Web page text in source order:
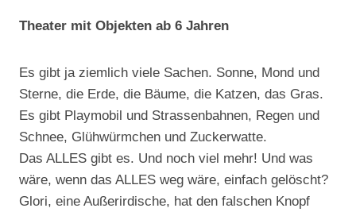
Theater mit Objekten ab 6 Jahren
Es gibt ja ziemlich viele Sachen. Sonne, Mond und
Sterne, die Erde, die Bäume, die Katzen, das Gras.
Es gibt Playmobil und Strassenbahnen, Regen und
Schnee, Glühwürmchen und Zuckerwatte.
Das ALLES gibt es. Und noch viel mehr! Und was
wäre, wenn das ALLES weg wäre, einfach gelöscht?
Glori, eine Außerirdische, hat den falschen Knopf